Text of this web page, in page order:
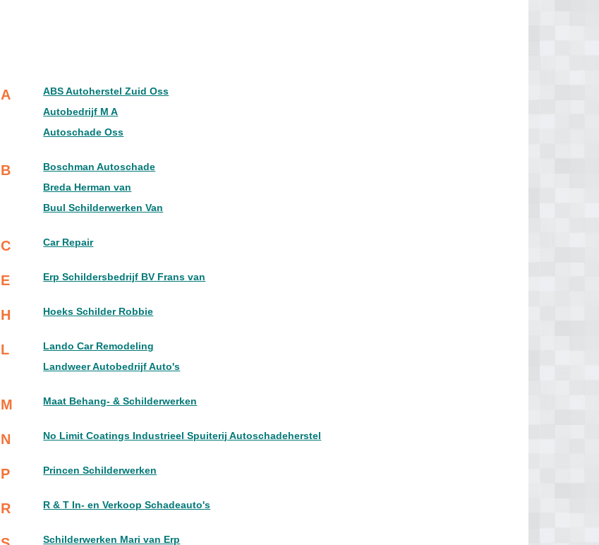
A
ABS Autoherstel Zuid Oss
Autobedrijf M A
Autoschade Oss
B
Boschman Autoschade
Breda Herman van
Buul Schilderwerken Van
C Car Repair
E Erp Schildersbedrijf BV Frans van
H Hoeks Schilder Robbie
L
Lando Car Remodeling
Landweer Autobedrijf Auto's
M Maat Behang- & Schilderwerken
N No Limit Coatings Industrieel Spuiterij Autoschadeherstel
P Princen Schilderwerken
R R & T In- en Verkoop Schadeauto's
Schilderwerken Mari van Erp